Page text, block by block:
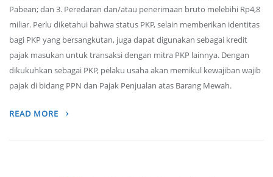
Pabean; dan 3. Peredaran dan/atau penerimaan bruto melebihi Rp4,8
miliar. Perlu diketahui bahwa status PKP, selain memberikan identitas
bagi PKP yang bersangkutan, juga dapat digunakan sebagai kredit
pajak masukan untuk transaksi dengan mitra PKP lainnya. Dengan
dikukuhkan sebagai PKP, pelaku usaha akan memikul kewajiban wajib
pajak di bidang PPN dan Pajak Penjualan atas Barang Mewah.
READ MORE